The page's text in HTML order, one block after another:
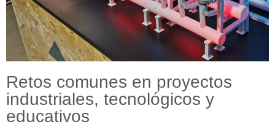
Retos comunes en proyectos
industriales, tecnológicos y
educativos